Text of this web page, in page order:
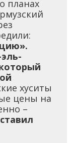
планах
хуситы
цены на
–